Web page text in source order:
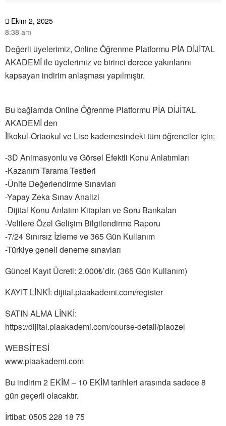
Ekim 2, 2025
8:38 am
Değerli üyelerimiz, Online Öğrenme Platformu PİA DİJİTAL
AKADEMİ ile üyelerimiz ve birinci derece yakınlarını
kapsayan indirim anlaşması yapılmıştır.
Bu bağlamda Online Öğrenme Platformu PİA DİJİTAL
AKADEMİ den
İlkokul-Ortaokul ve Lise kademesindeki tüm öğrenciler için;
-3D Animasyonlu ve Görsel Efektli Konu Anlatımları
-Kazanım Tarama Testleri
-Ünite Değerlendirme Sınavları
-Yapay Zeka Sınav Analizi
-Dijital Konu Anlatım Kitapları ve Soru Bankaları
-Velilere Özel Gelişim Bilgilendirme Raporu
-7/24 Sınırsız İzleme ve 365 Gün Kullanım
-Türkiye geneli deneme sınavları
Güncel Kayıt Ücreti: 2.000₺’dir. (365 Gün Kullanım)
KAYIT LİNKİ: dijital.piaakademi.com/register
SATIN ALMA LİNKİ:
https://dijital.piaakademi.com/course-detail/piaozel
WEBSİTESİ
www.piaakademi.com
Bu indirim 2 EKİM – 10 EKİM tarihleri arasında sadece 8
gün geçerli olacaktır.
İrtibat: 0505 228 18 75